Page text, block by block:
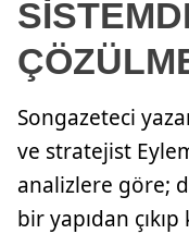
Songazeteci
ve stratejist
analizlere göre;
bir yapıdan